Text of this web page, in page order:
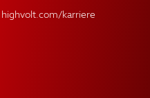
highvolt.com/karriere